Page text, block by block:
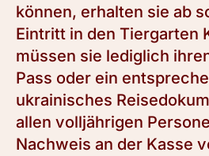
können, erhalten sie ab
Eintritt in den Tiergarten
müssen sie lediglich
Pass oder ein
ukrainisches
allen volljährigen
Nachweis an der Kasse